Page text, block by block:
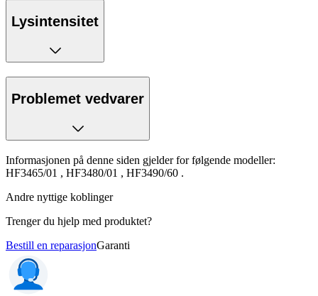
Lysintensitet
Problemet vedvarer
Informasjonen på denne siden gjelder for følgende modeller:
HF3465/01 , HF3480/01 , HF3490/60 .
Andre nyttige koblinger
Trenger du hjelp med produktet?
Bestill en reparasjonGaranti